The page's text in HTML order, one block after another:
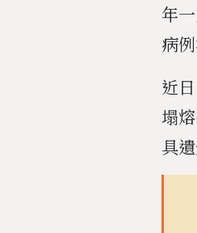
年
病
近
塌
具